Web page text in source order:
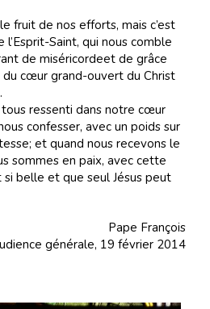
fruit de nos efforts, mais c’est
l’Esprit-Saint, qui nous comble
de miséricordeet de grâce
du cœur grand-ouvert du Christ
tous ressenti dans notre cœur
confesser, avec un poids sur
et quand nous recevons le
sommes en paix, avec cette
si belle et que seul Jésus peut
Pape François
générale, 19 février 2014